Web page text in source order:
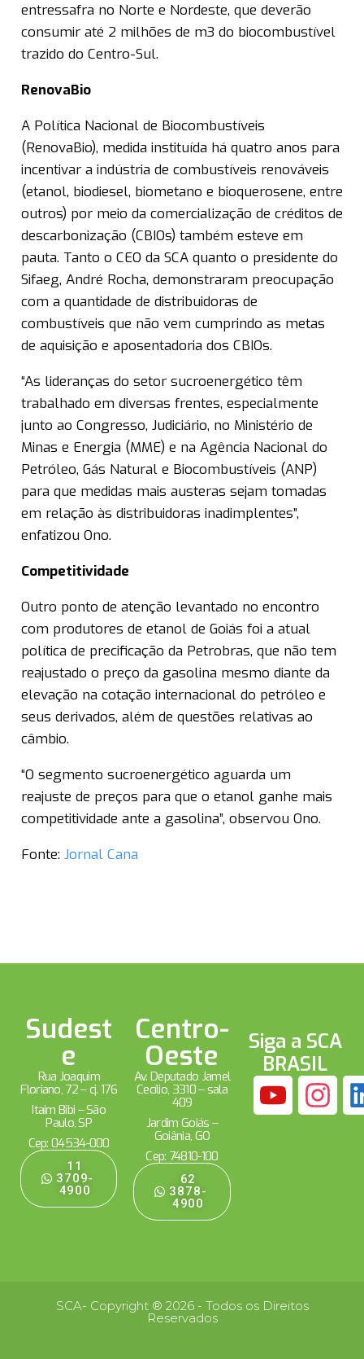
entressafra no Norte e Nordeste, que deverão
consumir até 2 milhões de m3 do biocombustível
trazido do Centro-Sul.
RenovaBio
A Política Nacional de Biocombustíveis
(RenovaBio), medida instituída há quatro anos para
incentivar a indústria de combustíveis renováveis
(etanol, biodiesel, biometano e bioquerosene, entre
outros) por meio da comercialização de créditos de
descarbonização (CBIOs) também esteve em
pauta. Tanto o CEO da SCA quanto o presidente do
Sifaeg, André Rocha, demonstraram preocupação
com a quantidade de distribuidoras de
combustíveis que não vem cumprindo as metas
de aquisição e aposentadoria dos CBIOs.
“As lideranças do setor sucroenergético têm
trabalhado em diversas frentes, especialmente
junto ao Congresso, Judiciário, no Ministério de
Minas e Energia (MME) e na Agência Nacional do
Petróleo, Gás Natural e Biocombustíveis (ANP)
para que medidas mais austeras sejam tomadas
em relação às distribuidoras inadimplentes”,
enfatizou Ono.
Competitividade
Outro ponto de atenção levantado no encontro
com produtores de etanol de Goiás foi a atual
política de precificação da Petrobras, que não tem
reajustado o preço da gasolina mesmo diante da
elevação na cotação internacional do petróleo e
seus derivados, além de questões relativas ao
câmbio.
“O segmento sucroenergético aguarda um
reajuste de preços para que o etanol ganhe mais
competitividade ante a gasolina”, observou Ono.
Fonte: Jornal Cana
Sudest
e
Rua Joaquim
Floriano, 72 – cj. 176
Itaim Bibi – São
Paulo, SP
Cep: 04534-000
11
3709-
4900
Centro-
Oeste
Av. Deputado Jamel
Cecílio, 3310 – sala
409
Jardim Goiás –
Goiânia, GO
Cep: 74810-100
62
3878-
4900
Siga a SCA
BRASIL
SCA- Copyright ® 2026 - Todos os Direitos
Reservados